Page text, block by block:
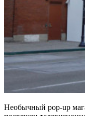
Необычный pop-up